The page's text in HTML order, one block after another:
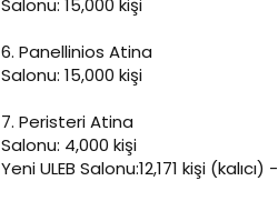
Salonu: 15,000 kişi
6. Panellinios Atina
Salonu: 15,000 kişi
7. Peristeri Atina
Salonu: 4,000 kişi
Yeni ULEB Salonu:12,171 kişi